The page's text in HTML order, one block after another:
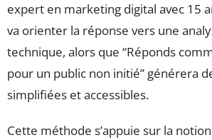
expert en marketing digital avec 15
va orienter la réponse vers une
technique, alors que “Réponds
pour un public non initié” générera
simplifiées et accessibles.
Cette méthode s’appuie sur la